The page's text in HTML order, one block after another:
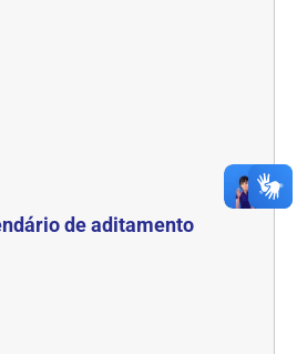
de aditamento